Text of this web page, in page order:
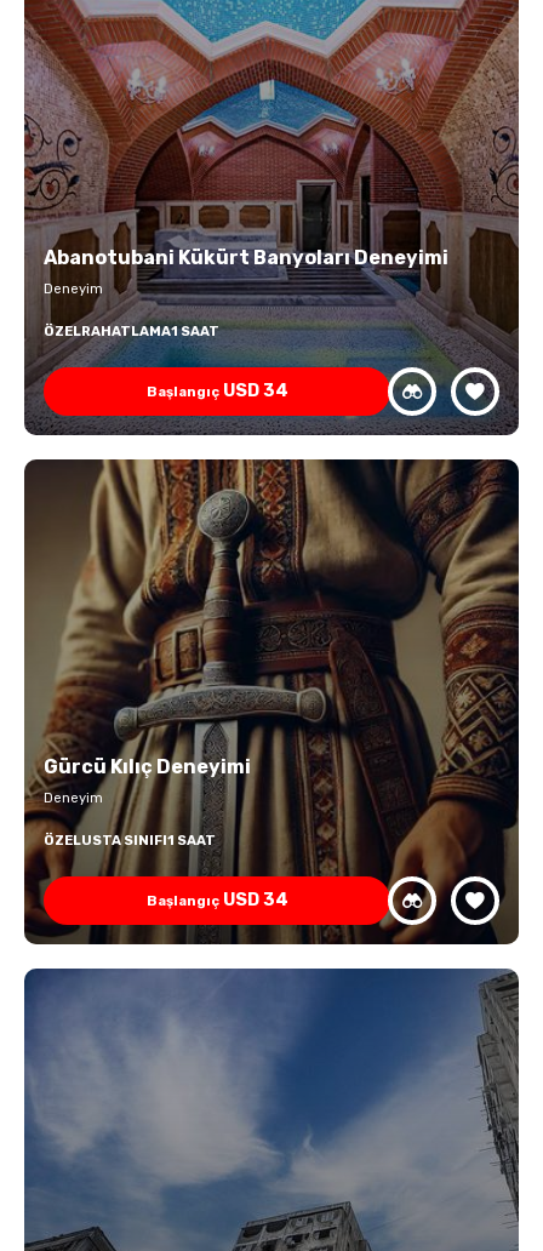
Abanotubani Kükürt Banyoları Deneyimi
Deneyim
ÖZELRAHATLAMA1 SAAT
Başlangıç USD 34
Gürcü Kılıç Deneyimi
Deneyim
ÖZELUSTA SINIFI1 SAAT
Başlangıç USD 34